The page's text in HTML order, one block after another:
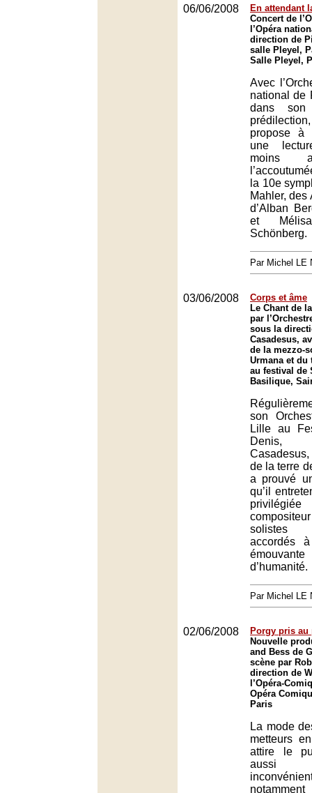
06/06/2008
En attendant
Concert de
l’Opéra
direction de
salle Pleyel,
Salle Pleyel,
Avec
national de
dans son
propose à
une
moins
la 10e
Mahler, des
d’Alban
et
Schönberg.
Par Michel LE
03/06/2008
Corps et âme
Le Chant de
par
sous la
Casadesus,
de la mezzo-
Urmana et
au festival de
Basilique,
son
Lille au
Denis,
de la terre
a prouvé
qu’il
solistes
accordés
d’humanité.
Par Michel LE
02/06/2008
Porgy pris au
Nouvelle
and Bess de
scène par
direction de
l’Opéra-
Opéra
Paris
La mode
metteurs
attire le
aussi